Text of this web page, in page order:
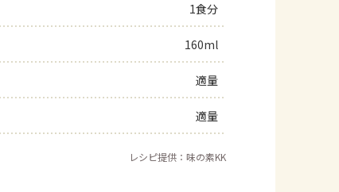
1食分
160ml
適量
適量
レシピ提供：味の素KK